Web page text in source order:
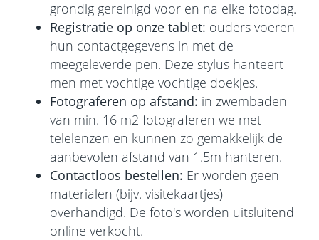
grondig gereinigd voor en na elke fotodag.
Registratie op onze tablet: ouders voeren
hun contactgegevens in met de
meegeleverde pen. Deze stylus hanteert
men met vochtige vochtige doekjes.
Fotograferen op afstand: in zwembaden
van min. 16 m2 fotograferen we met
telelenzen en kunnen zo gemakkelijk de
aanbevolen afstand van 1.5m hanteren.
Contactloos bestellen: Er worden geen
materialen (bijv. visitekaartjes)
overhandigd. De foto's worden uitsluitend
online verkocht.